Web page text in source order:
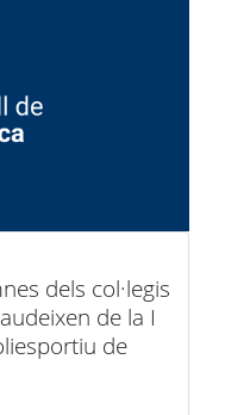
dels col·legis
de la I
de